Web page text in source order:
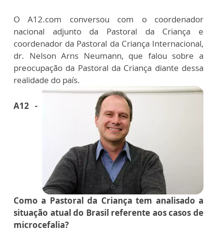
O A12.com conversou com o coordenador
nacional adjunto da Pastoral da Criança e
coordenador da Pastoral da Criança Internacional,
dr. Nelson Arns Neumann, que falou sobre a
preocupação da Pastoral da Criança diante dessa
realidade do país.
A12 -
Como a Pastoral da Criança tem analisado a
situação atual do Brasil referente aos casos de
microcefalia?